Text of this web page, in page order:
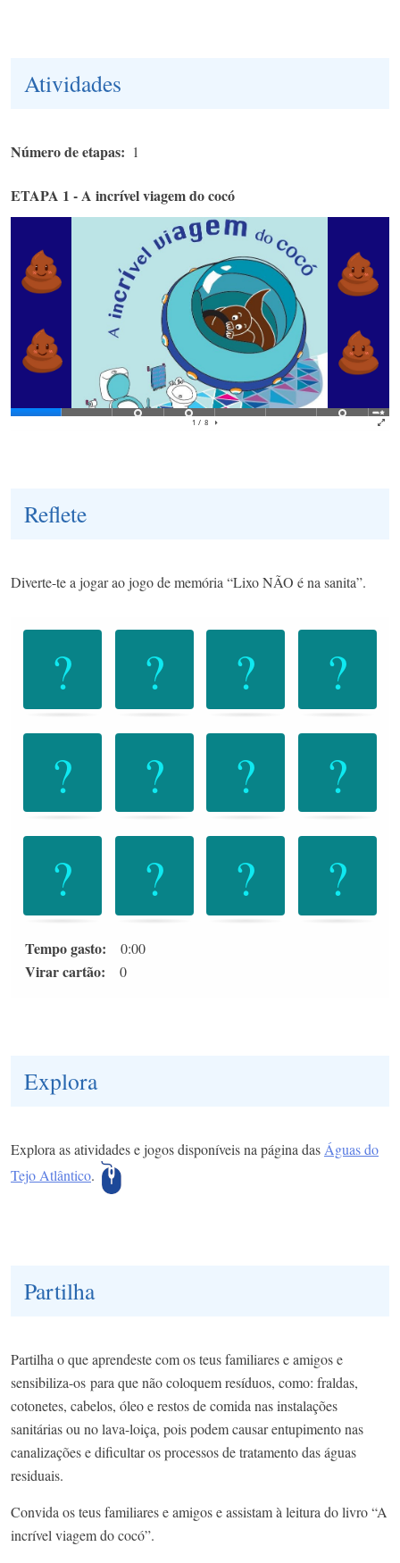
Atividades
Número de etapas 1
ETAPA 1 - A incrível viagem do cocó
Reflete
Diverte-te a jogar ao jogo de memória “Lixo NÃO é na sanita”.
Jogo
arrow
keys
navigate
cards.
key
card.
Tempo gasto: 0:00
Virar cartão: 0
Explora
Explora as atividades e jogos disponíveis na página das Águas do
Tejo Atlântico.
Partilha
Partilha o que aprendeste com os teus familiares e amigos e
sensibiliza-os para que não coloquem resíduos, como: fraldas,
cotonetes, cabelos, óleo e restos de comida nas instalações
sanitárias ou no lava-loiça, pois podem causar entupimento nas
canalizações e dificultar os processos de tratamento das águas
residuais.
Convida os teus familiares e amigos e assistam à leitura do livro “A
incrível viagem do cocó”.